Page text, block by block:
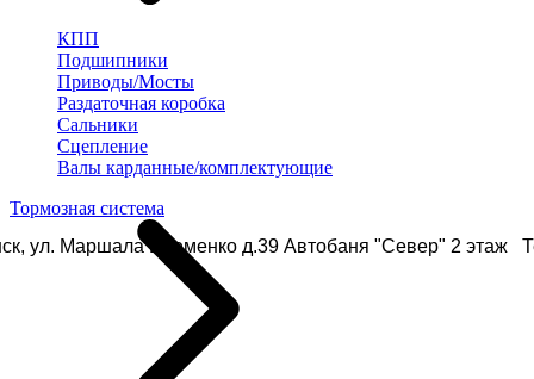
ул. Маршала Еременко д.39 Автобаня "Север" 2 этаж
КПП
Подшипники
Приводы/Мосты
Раздаточная коробка
Сальники
Сцепление
Валы карданные/комплектующие
Тормозная система